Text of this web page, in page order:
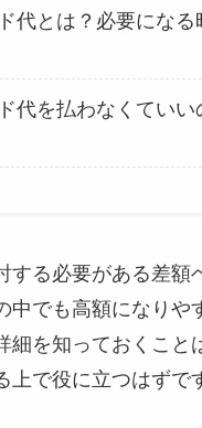
代とは？必要になる
代を払わなくていい
する必要がある差額
中でも高額になりや
細を知っておくこと
上で役に立つはずで